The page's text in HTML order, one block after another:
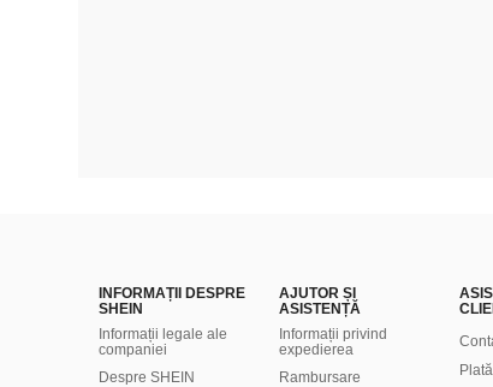
INFORMAȚII DESPRE
SHEIN
Informații legale ale
companiei
Despre SHEIN
AJUTOR ȘI
ASISTENȚĂ
Informații privind
expedierea
Rambursare